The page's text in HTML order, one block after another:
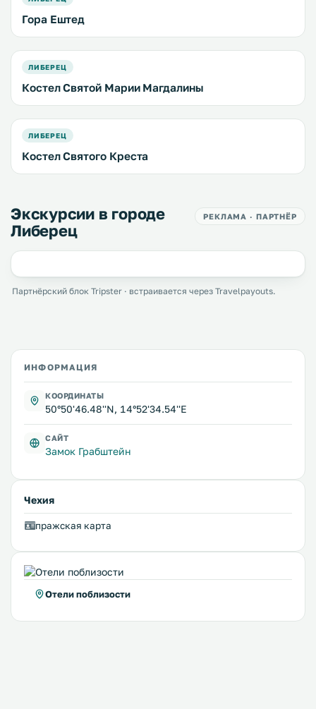
Гора Ештед
ЛИБЕРЕЦ
Костел Святой Марии Магдалины
ЛИБЕРЕЦ
Костел Святого Креста
Экскурсии в городе
Либерец
РЕКЛАМА · ПАРТНЁР
Партнёрский блок Tripster · встраивается через Travelpayouts.
ИНФОРМАЦИЯ
КООРДИНАТЫ
50°50'46.48''N, 14°52'34.54''E
САЙТ
Замок Грабштейн
Чехия
пражская карта
Отели поблизости